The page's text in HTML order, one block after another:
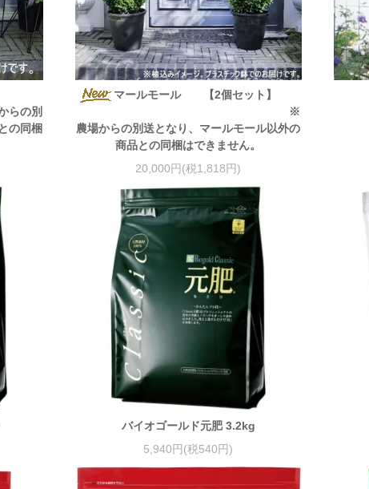
ル
別
の同梱
マールモール 【2個セット】
※
農場からの別送となり、マールモール以外の
商品との同梱はできません。
20,000円(税1,818円)
バイオゴールド元肥 3.2kg
5,940円(税540円)